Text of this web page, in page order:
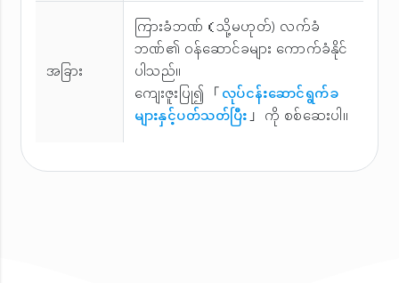
အခြား
ကြားခံဘဏ်（သို့မဟုတ်) လက်ခံ
ဘဏ်၏ ဝန်ဆောင်ခများ ကောက်ခံနိုင်
ပါသည်။
ကျေးဇူးပြု၍ 「လုပ်ငန်းဆောင်ရွက်ခ
များနှင့်ပတ်သတ်ပြီး」 ကို စစ်ဆေးပါ။